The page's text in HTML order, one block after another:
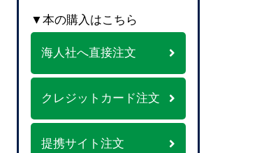
▼本の購入はこちら
海人社へ直接注文
クレジットカード注文
提携サイト注文